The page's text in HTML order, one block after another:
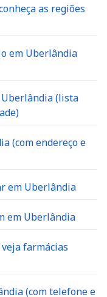
as regiões
em Uberlândia
Uberlândia (lista
(com endereço e
em Uberlândia
em Uberlândia
farmácias
(com telefone e